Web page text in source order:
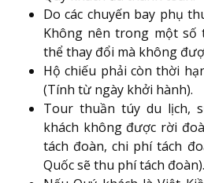
Do các chuyến bay phụ
Không nên trong một
thể thay đổi mà không
Hộ chiếu phải còn thời
(Tính từ ngày khởi hành).
Tour thuần túy du lịch,
khách không được rời
tách đoàn, chi phí tách
Quốc sẽ thu phí tách đoàn).